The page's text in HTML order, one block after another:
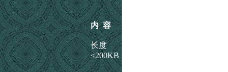
内 容
长度
≤200KB